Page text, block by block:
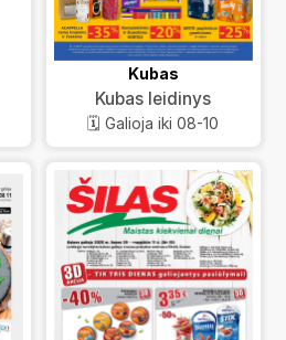
Kubas
Kubas leidinys
🗓️ Galioja iki 08-10